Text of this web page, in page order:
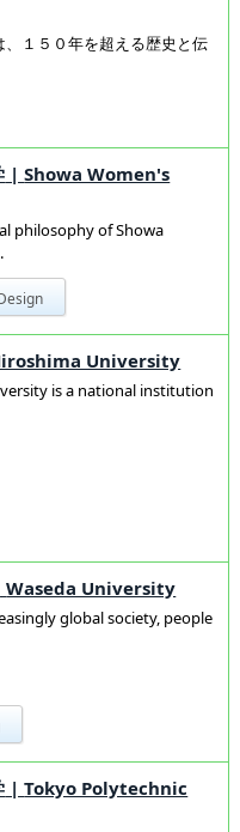
、１５０年を超える歴史と伝
|Showa Women's
philosophy of Showa
University
is a national institution
Waseda University
global society, people
|Tokyo Polytechnic